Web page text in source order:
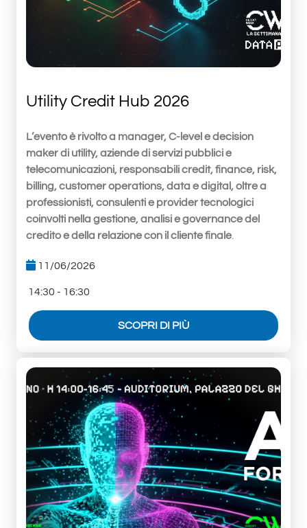
Utility Credit Hub 2026
L’evento è rivolto a manager, C-level e decision
maker di utility, aziende di servizi pubblici e
telecomunicazioni, responsabili credit, finance, risk,
billing, customer operations, data e digital, oltre a
professionisti, consulenti e provider tecnologici
coinvolti nella gestione, analisi e governance del
credito e della relazione con il cliente finale
11/06/2026
14:30 - 16:30
SCOPRI DI PIÙ